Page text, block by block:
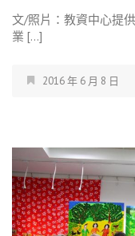
文/照片：教資中心提
業 […]
2016 年 6 月 8 日